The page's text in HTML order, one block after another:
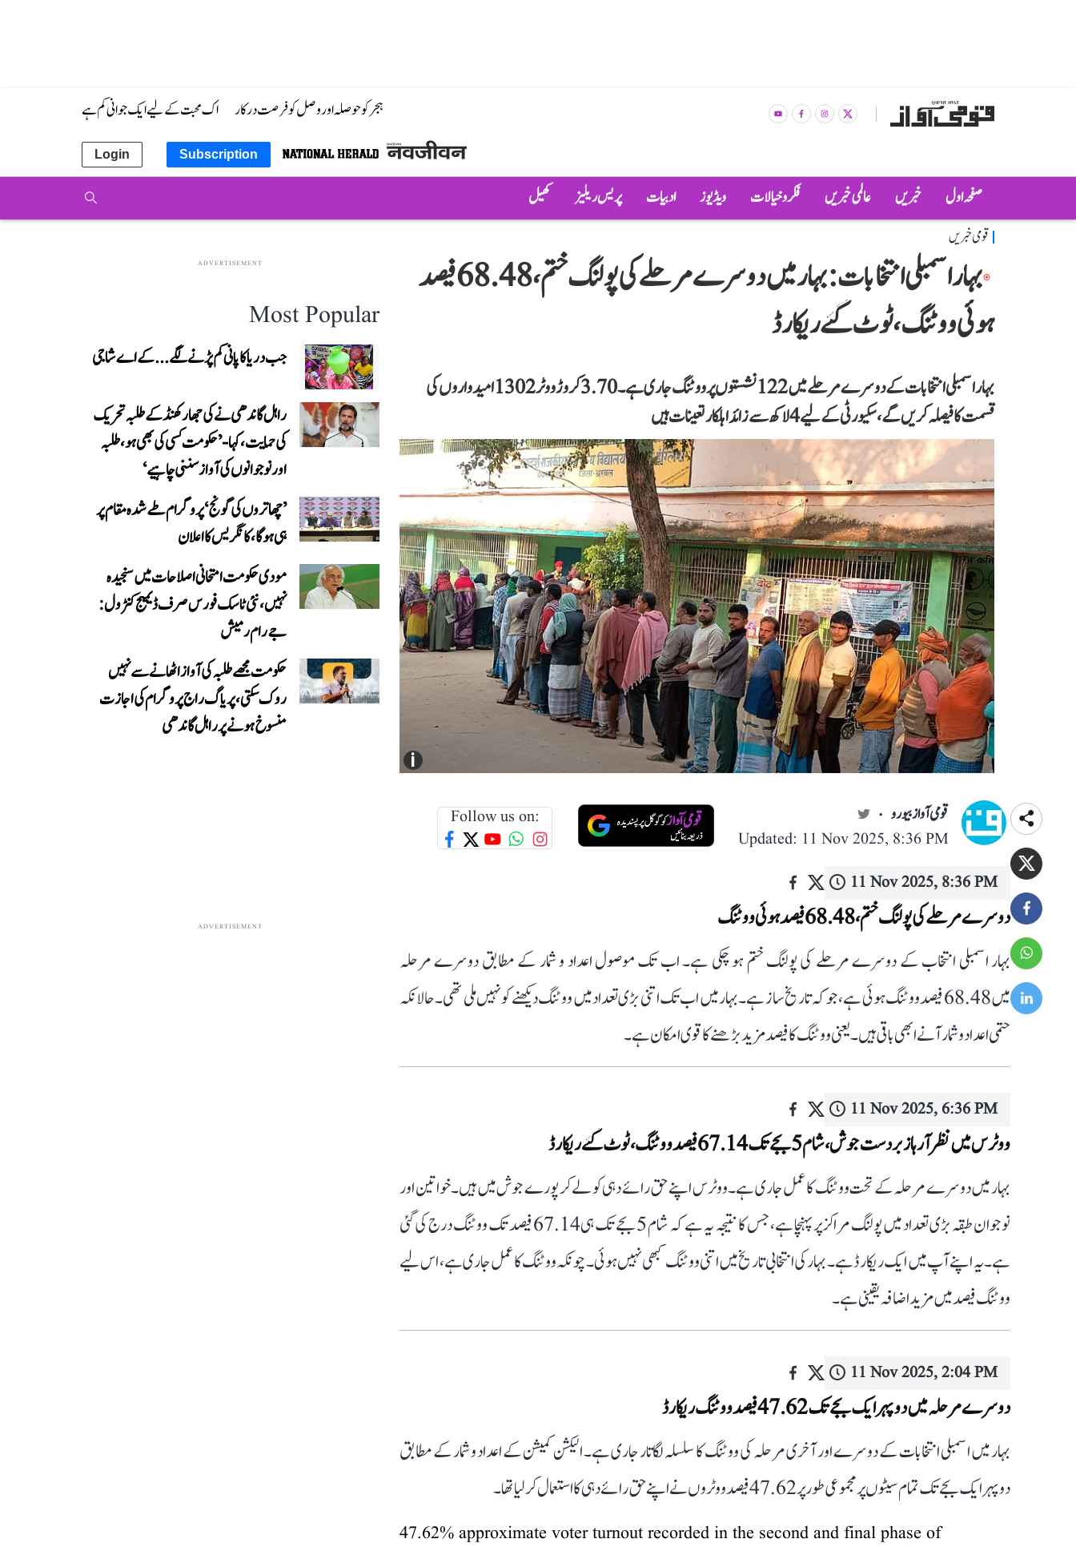
ہجر کو حوصلہ اور وصل کو فرصت درکار اک محبت کے لیے ایک جوانی کم ہے
Subscription
Login
صفحہ اول خبریں عالمی خبریں فکر و خیالات ویڈیوز ادبیات پریس ریلیز کھیل
قومی خبریں
بہار اسمبلی انتخابات: بہار میں دوسرے مرحلے کی پولنگ ختم، 68.48 فیصد
ہوئی ووٹنگ، ٹوٹ گئے ریکارڈ
بہار اسمبلی انتخابات کے دوسرے مرحلے میں 122 نشستوں پر ووٹنگ جاری ہے۔ 3.70 کروڑ ووٹر 1302 امیدواروں کی
قسمت کا فیصلہ کریں گے، سکیورٹی کے لیے 4 لاکھ سے زائد اہلکار تعینات ہیں
i
قومی آواز بیورو
Updated: 11 Nov 2025, 8:36 PM
Follow us on:
11 Nov 2025, 8:36 PM
دوسرے مرحلے کی پولنگ ختم، 68.48 فیصد ہوئی ووٹنگ
بہار اسمبلی انتخاب کے دوسرے مرحلے کی پولنگ ختم ہو چکی ہے۔ اب تک موصول اعداد و شمار کے مطابق دوسرے مرحلہ
میں 68.48 فیصد ووٹنگ ہوئی ہے، جو کہ تاریخ ساز ہے۔ بہار میں اب تک اتنی بڑی تعداد میں ووٹنگ دیکھنے کو نہیں ملی تھی۔ حالانکہ
حتمی اعداد و شمار آنے ابھی باقی ہیں۔ یعنی ووٹنگ کا فیصد مزید بڑھنے کا قوی امکان ہے۔
11 Nov 2025, 6:36 PM
ووٹرس میں نظر آ رہا زبردست جوش، شام 5 بجے تک 67.14 فیصد ووٹنگ، ٹوٹ گئے ریکارڈ
بہار میں دوسرے مرحلہ کے تحت ووٹنگ کا عمل جاری ہے۔ ووٹرس اپنے حق رائے دہی کو لے کر پورے جوش میں ہیں۔ خواتین اور
نوجوان طبقہ بڑی تعداد میں پولنگ مراکز پر پہنچا ہے، جس کا نتیجہ یہ ہے کہ شام 5 بجے تک ہی 67.14 فیصد تک ووٹنگ درج کی گئی
ہے۔ یہ اپنے آپ میں ایک ریکارڈ ہے۔ بہار کی انتخابی تاریخ میں اتنی ووٹنگ کبھی نہیں ہوئی۔ چونکہ ووٹنگ کا عمل جاری ہے، اس لیے
ووٹنگ فیصد میں مزید اضافہ یقینی ہے۔
11 Nov 2025, 2:04 PM
دوسرے مرحلہ میں دوپہر ایک بجے تک 47.62 فیصد ووٹنگ ریکارڈ
بہار میں اسمبلی انتخابات کے دوسرے اور آخری مرحلہ کی ووٹنگ کا سلسلہ لگاتار جاری ہے۔ الیکشن کمیشن کے اعداد و شمار کے مطابق
دوپہر ایک بجے تک تمام سیٹوں پر مجموعی طور پر 47.62 فیصد ووٹروں نے اپنے حق رائے دہی کا استعمال کر لیا تھا۔
47.62% approximate voter turnout recorded in the second and final phase of
ADVERTISEMENT
Most Popular
جب دریا کا پانی کم پڑنے لگے...کے اے شاجی
راہل گاندھی نے کی جھارکھنڈ کے طلبہ تحریک
کی حمایت، کہا- ’حکومت کسی کی بھی ہو، طلبہ
اور نوجوانوں کی آواز سننی چاہیے‘
’چھاتروں کی گونج‘ پروگرام طے شدہ مقام پر
ہی ہوگا، کانگریس کا اعلان
مودی حکومت امتحانی اصلاحات میں سنجیدہ
نہیں، نئی ٹاسک فورس صرف ڈیمیج کنٹرول:
جے رام رمیش
حکومت مجھے طلبہ کی آواز اٹھانے سے نہیں
روک سکتی، پریاگ راج پروگرام کی اجازت
منسوخ ہونے پر راہل گاندھی
ADVERTISEMENT